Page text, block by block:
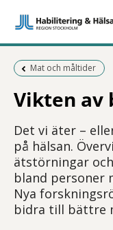
Föregående sida:
Mat och måltider
Vikten av
Det vi äter –
på hälsan.
ätstörningar
bland personer
Nya
bidra till bättre